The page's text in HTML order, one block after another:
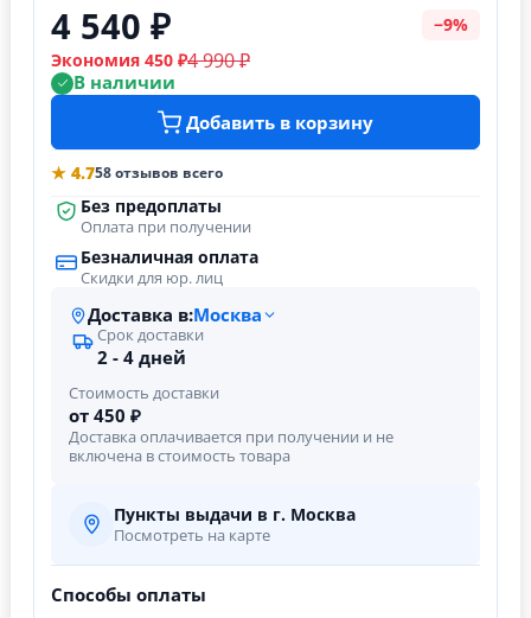
4 540 ₽ −9%
4 990 ₽
Экономия 450 ₽
В наличии
Добавить в корзину
★ 4.758 отзывов всего
Без предоплаты
Оплата при получении
Безналичная оплата
Скидки для юр. лиц
Доставка в:Москва
Срок доставки
2 - 4 дней
Стоимость доставки
от 450 ₽
Доставка оплачивается при получении и не
включена в стоимость товара
Пункты выдачи в г. Москва
Посмотреть на карте
Способы оплаты